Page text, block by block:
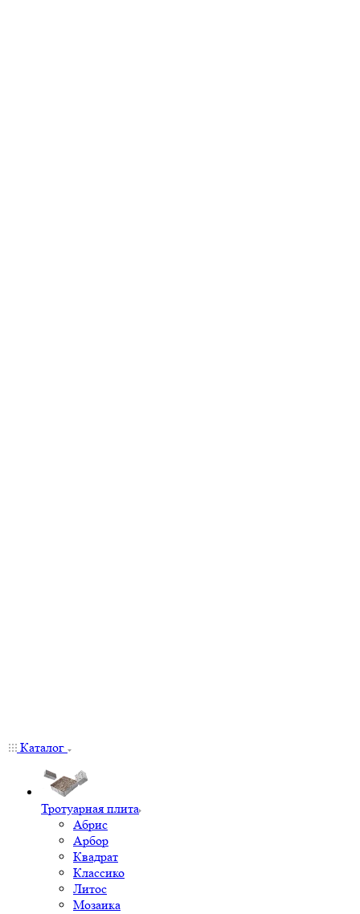
Каталог
Тротуарная плита
Абрис
Арбор
Квадрат
Классико
Литос
Мозаика